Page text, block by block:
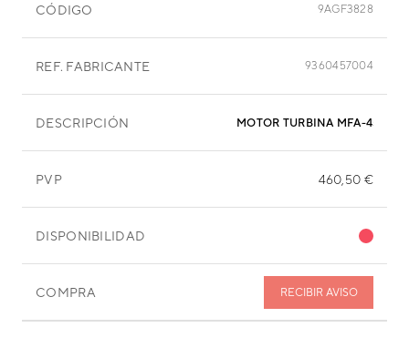
CÓDIGO 9AGF3828
REF. FABRICANTE 9360457004
DESCRIPCIÓN MOTOR TURBINA MFA-45DZM
PVP 460,50 €
DISPONIBILIDAD
COMPRA RECIBIR AVISO